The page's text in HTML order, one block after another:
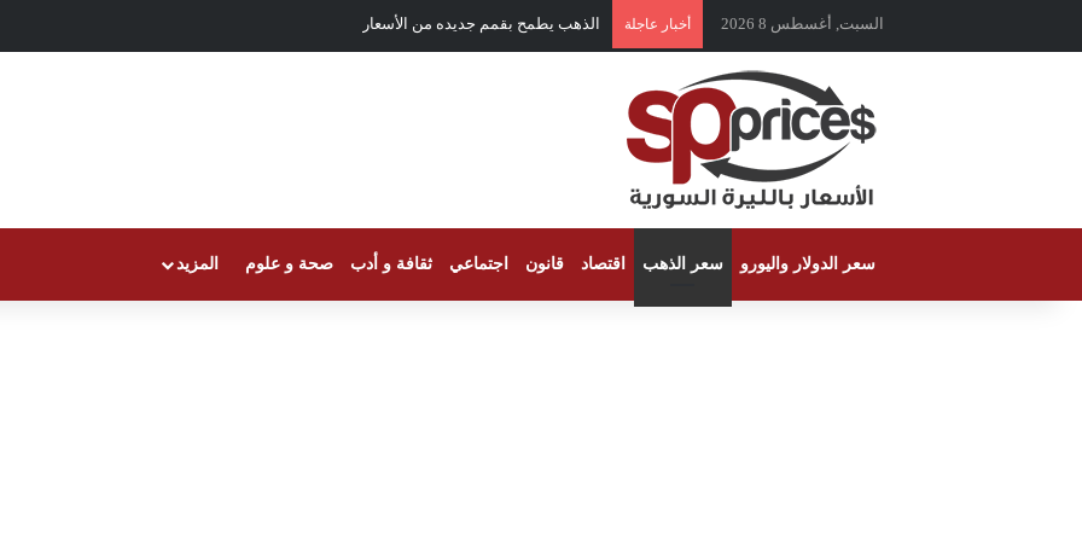
السبت, أغسطس 8 2026 أخبار عاجلة الذهب يطمح بقمم جديده من الأسعار
سعر الدولار واليورو سعر الذهب اقتصاد قانون اجتماعي ثقافة و أدب صحة و علوم المزيد